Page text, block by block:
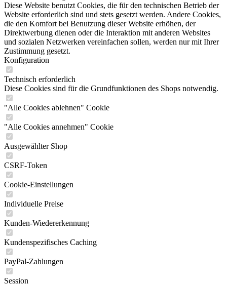
Diese Website benutzt Cookies, die für den technischen Betrieb der
Website erforderlich sind und stets gesetzt werden. Andere Cookies,
die den Komfort bei Benutzung dieser Website erhöhen, der
Direktwerbung dienen oder die Interaktion mit anderen Websites
und sozialen Netzwerken vereinfachen sollen, werden nur mit Ihrer
Zustimmung gesetzt.
Konfiguration
Technisch erforderlich
Diese Cookies sind für die Grundfunktionen des Shops notwendig.
"Alle Cookies ablehnen" Cookie
"Alle Cookies annehmen" Cookie
Ausgewählter Shop
CSRF-Token
Cookie-Einstellungen
Individuelle Preise
Kunden-Wiedererkennung
Kundenspezifisches Caching
PayPal-Zahlungen
Session